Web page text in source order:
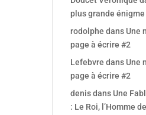
plus grande
rodolphe dans Une
page à écrire #2
Lefebvre dans Une
page à écrire #2
denisdans Une
: Le Roi, l’Homme